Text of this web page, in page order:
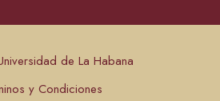
de La Habana
y Condiciones